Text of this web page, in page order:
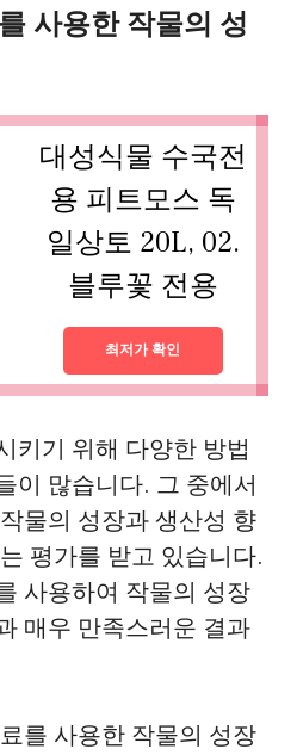
사용한 작물의 성
대성식물 수국전
용 피트모스 독
일상토 20L, 02.
블루꽃 전용
최저가 확인
키기 위해 다양한 방법
이 많습니다. 그 중에서
물의 성장과 생산성 향
평가를 받고 있습니다.
사용하여 작물의 성장
매우 만족스러운 결과
를 사용한 작물의 성장